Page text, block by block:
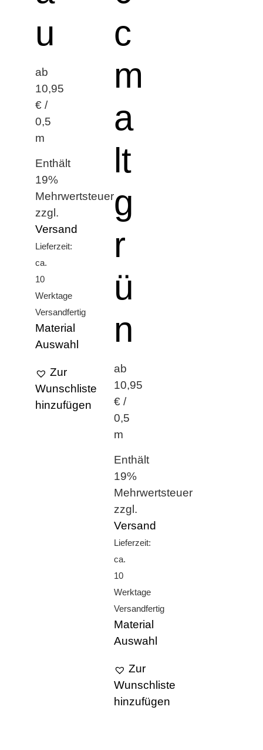
u
ab
10,95
€ /
0,5
m
Enthält
19%
Mehrwertsteuer
zzgl.
Versand
Lieferzeit:
ca.
10
Werktage
Versandfertig
Material
Auswahl
Zur
Wunschliste
hinzufügen
c
m
a
lt
g
r
ü
n
ab
10,95
€ /
0,5
m
Enthält
19%
Mehrwertsteuer
zzgl.
Versand
Lieferzeit:
ca.
10
Werktage
Versandfertig
Material
Auswahl
Zur
Wunschliste
hinzufügen